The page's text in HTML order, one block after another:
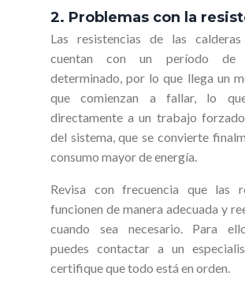
2. Problemas con la
Las resistencias de las
cuentan con un período
determinado, por lo que llega un
que comienzan a fallar, lo
directamente a un trabajo
del sistema, que se convierte
consumo mayor de energía.
Revisa con frecuencia que las
funcionen de manera adecuada y
cuando sea necesario. Para
puedes contactar a un
certifique que todo está en orden.